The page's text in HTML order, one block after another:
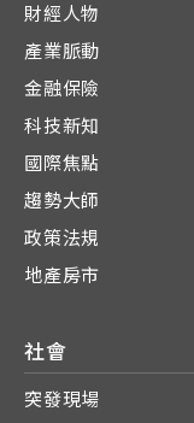
財經人物
產業脈動
金融保險
科技新知
國際焦點
趨勢大師
政策法規
地產房市
社會
突發現場